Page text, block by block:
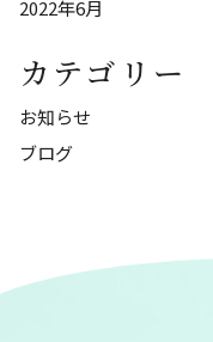
2022年6月
カテゴリー
お知らせ
ブログ